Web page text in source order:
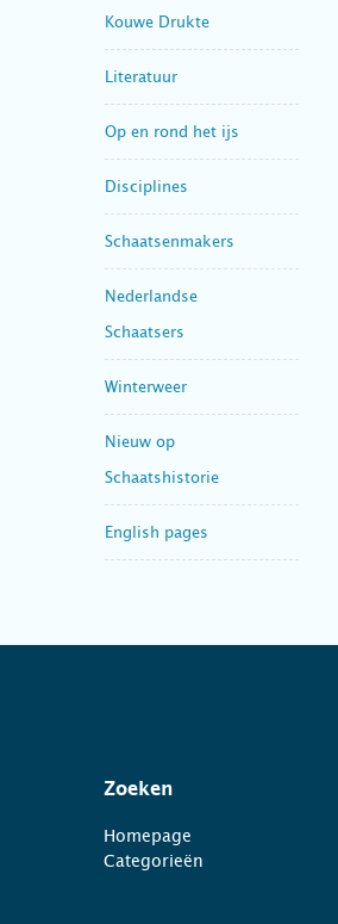
Kouwe Drukte
Literatuur
Op en rond het ijs
Disciplines
Schaatsenmakers
Nederlandse
Schaatsers
Winterweer
Nieuw op
Schaatshistorie
English pages
Zoeken
Homepage
Categorieën